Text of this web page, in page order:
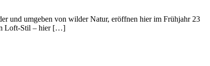
und umgeben von wilder Natur, eröffnen hier im Frühjahr 23
Loft-Stil – hier […]